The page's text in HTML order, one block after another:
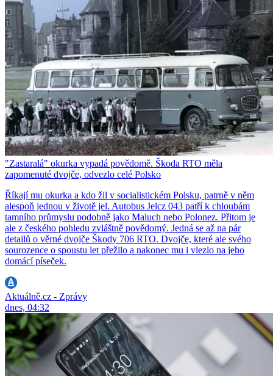
"Zastaralá" okurka vypadá povědomě. Škoda RTO měla
zapomenuté dvojče, odvezlo celé Polsko
Říkají mu okurka a kdo žil v socialistickém Polsku, patrně v něm
alespoň jednou v životě jel. Autobus Jelcz 043 patří k chloubám
tamního průmyslu podobně jako Maluch nebo Polonez. Přitom je
ale z českého pohledu zvláštně povědomý. Jedná se až na pár
detailů o věrné dvojče Škody 706 RTO. Dvojče, které ale svého
sourozence o spoustu let přežilo a nakonec mu i vlezlo na jeho
domácí píseček.
Aktuálně.cz - Zprávy
dnes, 04:32